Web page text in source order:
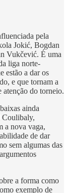
pela
Jokić, Bogdan
Vukčević. É uma
liga norte-
estão a dar os
e que tornam a
atenção do torneio.
ainda
Coulibaly,
a nova vaga,
de dar
sem algumas das
a forma como
exemplo de